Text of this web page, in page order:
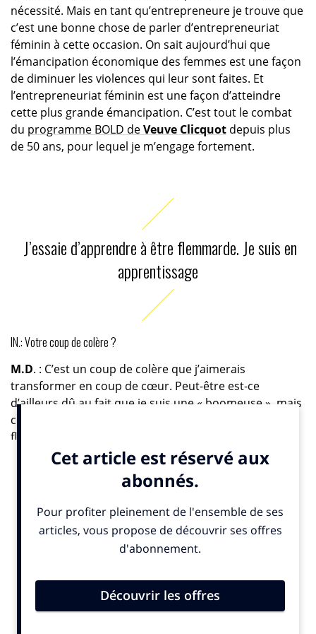
nécessité. Mais en tant qu’entrepreneure je trouve que
c’est une bonne chose de parler d’entrepreneuriat
féminin à cette occasion. On sait aujourd’hui que
l’émancipation économique des femmes est une façon
de diminuer les violences qui leur sont faites. Et
l’entrepreneuriat féminin est une façon d’atteindre
cette plus grande émancipation. C’est tout le combat
du programme BOLD deVeuve Clicquotdepuis plus
de 50 ans, pour lequel je m’engage fortement.
J’essaie d’apprendre à être flemmarde. Je suis en
apprentissage
IN.: Votre coup de colère ?
M.D. : C’est un coup de colère que j’aimerais
transformer en coup de cœur. Peut-être est-ce
d’ailleurs dû au fait que je suis une « boomeuse », mais
cela m’énerve. Il est contre cette « génération
flemme » dont tout le monde parle. Mais attention, je
tiens à préciser qu’il ne faut pas stigmatiser la
génération Z, cela concerne tout le monde. Au total,
selon une étude de laFondation Jean Jaurès
Français disent être pris d’une épidémie de flemme
On le voit dans la vie privée comme professionnelle, on
a beaucoup parlé de « l’appel du canapé » : nous
couette à regarder Netflix et jouer à la console, nous
fréquentons moins les boîtes de nuit, le cinéma, les
salles de sport et même le bénévolat est en baisse. On